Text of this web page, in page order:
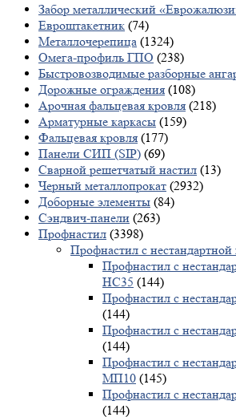
Забор металлический
Евроштакетник (74)
Металлочерепица (1324)
Омега-профиль ГПО (238)
Быстровозводимые разборные
Дорожные ограждения (108)
Арочная фальцевая кровля (218)
Арматурные каркасы (159)
Фальцевая кровля (177)
Панели СИП (SIP) (69)
Сварной решетчатый настил (13)
Черный металлопрокат (2932)
Доборные элементы (84)
Сэндвич-панели (263)
Профнастил (3398)
Профнастил с
Профнастил с
НС35 (144)
Профнастил с
(144)
Профнастил с
(144)
Профнастил с
МП10 (145)
Профнастил с
(144)